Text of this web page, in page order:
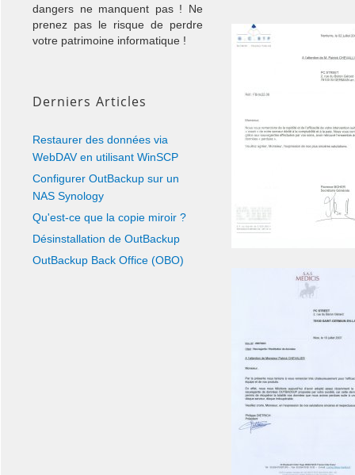
dangers ne manquent pas ! Ne
prenez pas le risque de perdre
votre patrimoine informatique !
Derniers Articles
Restaurer des données via
WebDAV en utilisant WinSCP
Configurer OutBackup sur un
NAS Synology
Qu'est-ce que la copie miroir ?
Désinstallation de OutBackup
OutBackup Back Office (OBO)